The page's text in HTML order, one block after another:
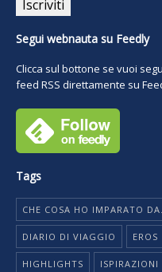
Segui webnauta su Feedly
Clicca sul bottone se vuoi
feed RSS direttamente su
Tags
CHE COSA HO IMPARATO
DIARIO DI VIAGGIO EROS
HIGHLIGHTS ISPIRAZIONI